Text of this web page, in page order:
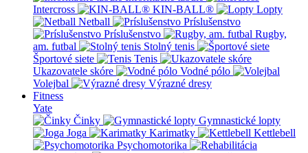
Intercross
KIN-BALL®
Lopty
Netball
Príslušenstvo
Príslušenstvo
Rugby,
am. futbal
Stolný tenis
Športové siete
Tenis
Ukazovatele skóre
Vodné pólo
Volejbal
Výrazné dresy
Fitness
Yate
Činky
Gymnastické lopty
Joga
Karimatky
Kettlebell
Psychomotorika